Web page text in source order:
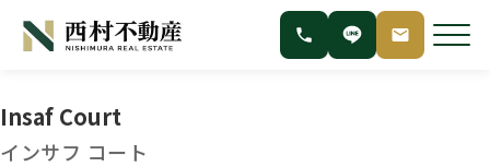
Insaf Court
インサフ コート